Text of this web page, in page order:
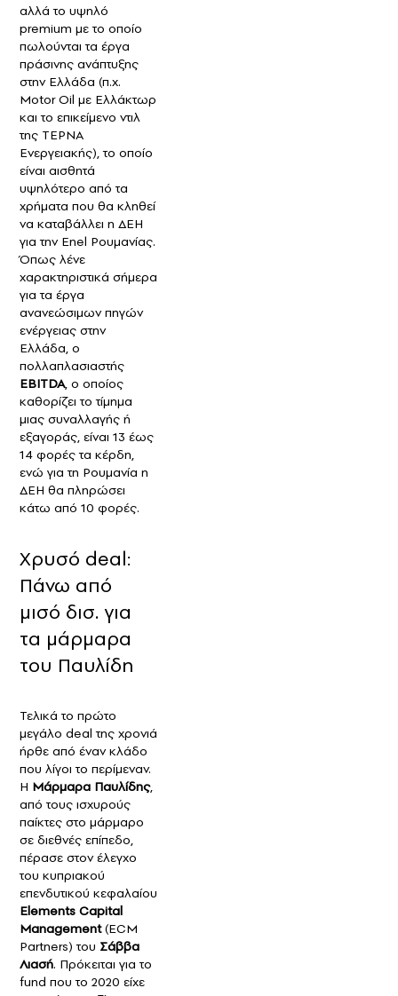
αλλά το υψηλό
premium με το οποίο
πωλούνται τα έργα
πράσινης ανάπτυξης
στην Ελλάδα (π.χ.
Μοtor Oil με Ελλάκτωρ
και το επικείμενο ντιλ
της ΤΕΡΝΑ
Ενεργειακής), το οποίο
είναι αισθητά
υψηλότερο από τα
χρήματα που θα κληθεί
να καταβάλλει η ΔΕΗ
για την Enel Ρουμανίας.
Όπως λένε
χαρακτηριστικά σήμερα
για τα έργα
ανανεώσιμων πηγών
ενέργειας στην
Ελλάδα, ο
πολλαπλασιαστής
EBITDA, ο οποίος
καθορίζει το τίμημα
μιας συναλλαγής ή
εξαγοράς, είναι 13 έως
14 φορές τα κέρδη,
ενώ για τη Ρουμανία η
ΔΕΗ θα πληρώσει
κάτω από 10 φορές.
Χρυσό deal:
Πάνω από
μισό δισ. για
τα μάρμαρα
του Παυλίδη
Τελικά το πρώτο
μεγάλο deal της χρονιά
ήρθε από έναν κλάδο
που λίγοι το περίμεναν.
Η Μάρμαρα Παυλίδης,
από τους ισχυρούς
παίκτες στο μάρμαρο
σε διεθνές επίπεδο,
πέρασε στον έλεγχο
του κυπριακού
επενδυτικού κεφαλαίου
Elements Capital
Management(ECM
Partners) του Σάββα
Λιασή. Πρόκειται για το
fund που το 2020 είχε